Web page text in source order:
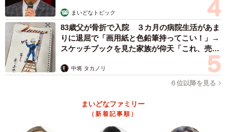
のラジオ放送が流れており、その傍らベテランの店員さん
が黙々と注文をさばいていました。常連さんと思われるお
客さんもたくさん訪れており、「今でもこの地域では深く
根付いている」と実感しました。
隼：多くの方々からの牛丼太郎の思い出やエピソードをい
まいどなトピック
83歳父が骨折で入院 ３カ月の病院生活があま
りに退屈で「画用紙と色鉛筆持ってこい！」→
スケッチブックを見た家族が仰天「これ、売れ
中将 タカノリ
６位以降を見る
まいどなファミリー
（新着記事順）